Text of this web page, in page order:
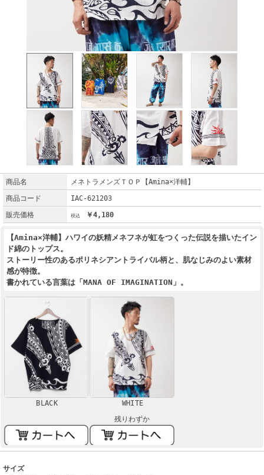
商品名
メネトラメンズＴＯＰ【Amina×洋輔】
商品コード
IAC-621203
販売価格
￥4,180
【Amina×洋輔】ハワイの妖精メネフネが虹をつくった伝説を描いたイン
ド綿のトップス。
ストーリー性のあるポリネシアントライバル柄と、肌なじみのよい素材
感が特徴。
書かれている言葉は「MANA OF IMAGINATION」。
BLACK
WHITE
残りわずか
サイズ